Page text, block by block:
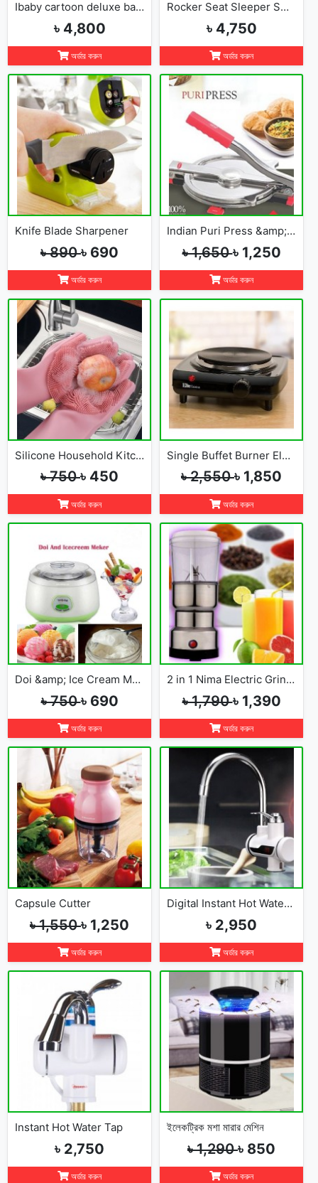
Ibaby cartoon deluxe baby bouncer
৳ 4,800
অর্ডার করুন
Rocker Seat Sleeper Swing Bouncer Toy Chair Baby
৳ 4,750
অর্ডার করুন
Knife Blade Sharpener
৳ 890৳ 690
অর্ডার করুন
Indian Puri Press &amp; Ruti Maker
৳ 1,650৳ 1,250
অর্ডার করুন
Silicone Household Kitchen Washing Glove(2pcs)
৳ 750৳ 450
অর্ডার করুন
Single Buffet Burner Electric Hot Plate
৳ 2,550৳ 1,850
অর্ডার করুন
Doi &amp; Ice Cream Maker
৳ 750৳ 690
অর্ডার করুন
2 in 1 Nima Electric Grinder &amp; Blender
৳ 1,790৳ 1,390
অর্ডার করুন
Capsule Cutter
৳ 1,550৳ 1,250
অর্ডার করুন
Digital Instant Hot Water Tap
৳ 2,950
অর্ডার করুন
Instant Hot Water Tap
৳ 2,750
অর্ডার করুন
ইলেকট্রিক মশা মারার মেশিন
৳ 1,290৳ 850
অর্ডার করুন